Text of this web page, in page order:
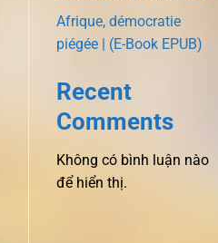
Afrique, démocratie
piégée | (E-Book EPUB)
Recent
Comments
Không có bình luận nào
để hiển thị.